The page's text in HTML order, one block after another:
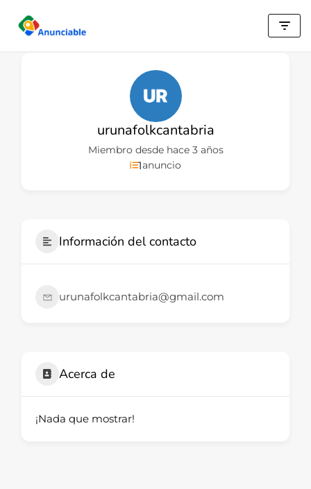
Saltar
urunafolkcantabria
Miembro desde hace 3 años
1anuncio
Información del contacto
urunafolkcantabria@gmail.com
Acerca de
¡Nada que mostrar!